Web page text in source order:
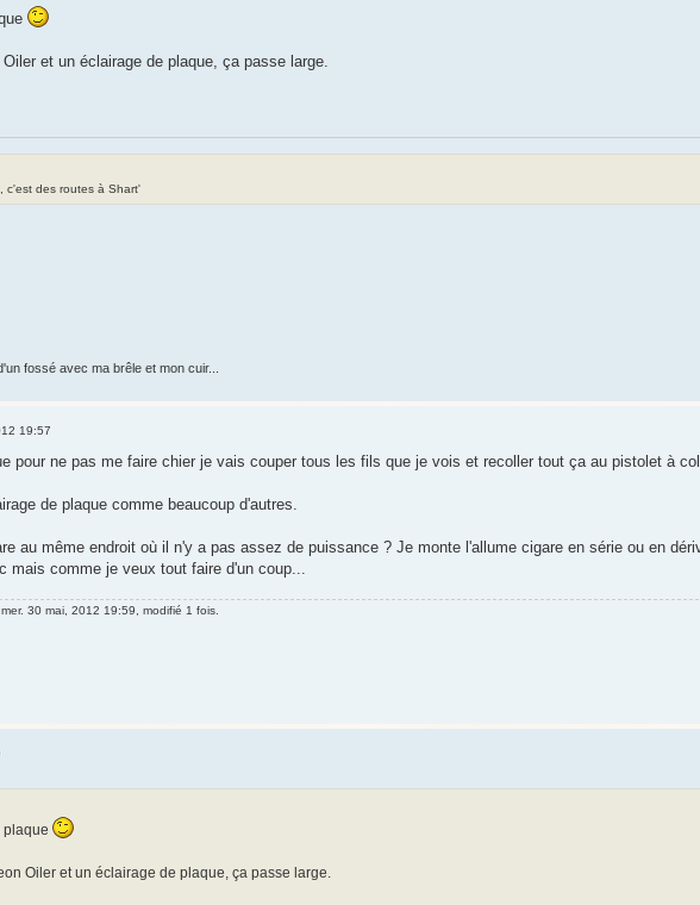
et un éclairage de plaque, ça passe large.
c'est des routes à Shart'
fossé avec ma brêle et mon cuir...
19:57
pour ne pas me faire chier je vais couper tous les fils que je vois et recoller tout ça au pistolet à
de plaque comme beaucoup d'autres.
au même endroit où il n'y a pas assez de puissance ? Je monte l'allume cigare en série ou en
mais comme je veux tout faire d'un coup...
30 mai, 2012 19:59, modifié 1 fois.
plaque
Oiler et un éclairage de plaque, ça passe large.